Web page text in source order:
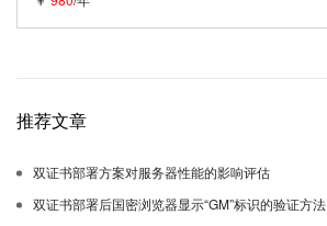
推荐文章
双证书部署方案对服务器性能的影响评估
双证书部署后国密浏览器显示“GM”标识的验证方法